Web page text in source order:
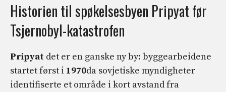
Historien til spøkelsesbyen Pripyat før
Tsjernobyl-katastrofen
Pripyat det er en ganske ny by: byggearbeidene
startet først i 1970da sovjetiske myndigheter
identifiserte et område i kort avstand fra